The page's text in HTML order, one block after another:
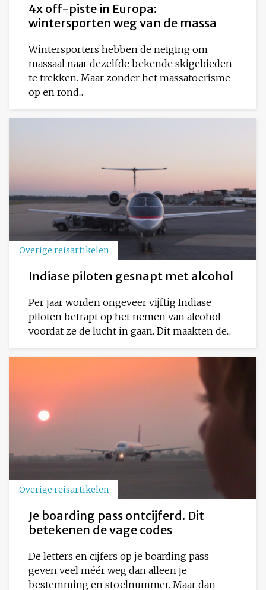
4x off-piste in Europa:
wintersporten weg van de massa
Wintersporters hebben de neiging om
massaal naar dezelfde bekende skigebieden
te trekken. Maar zonder het massatoerisme
op en rond...
Overige reisartikelen
Indiase piloten gesnapt met alcohol
Per jaar worden ongeveer vijftig Indiase
piloten betrapt op het nemen van alcohol
voordat ze de lucht in gaan. Dit maakten de...
Overige reisartikelen
Je boarding pass ontcijferd. Dit
betekenen de vage codes
De letters en cijfers op je boarding pass
geven veel méér weg dan alleen je
bestemming en stoelnummer. Maar dan